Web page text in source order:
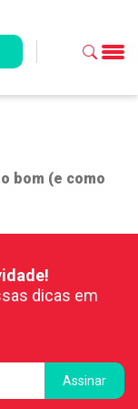
bom (e como
dicas em